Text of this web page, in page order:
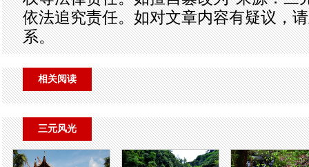
依法追究责任。如对文章内容有疑议，
系。
相关阅读
三元风光